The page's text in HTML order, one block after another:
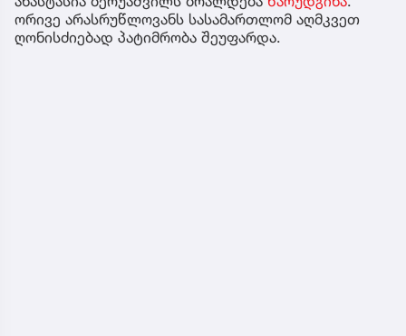
ორივე არასრუწლოვანს სასამართლომ აღმკვეთ
ღონისძიებად პატიმრობა შეუფარდა.